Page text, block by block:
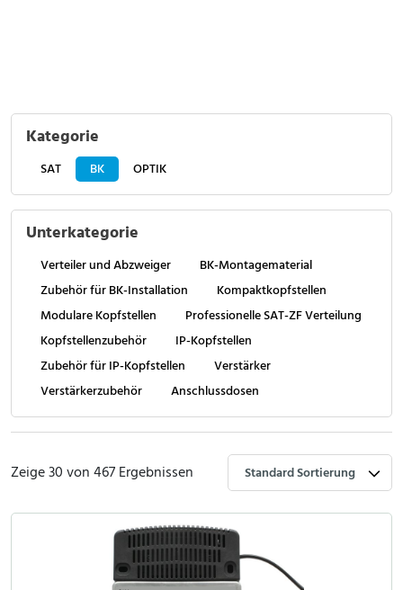
Kategorie
SAT BK OPTIK
Unterkategorie
Verteiler und Abzweiger
BK-Montagematerial
Zubehör für BK-Installation
Kompaktkopfstellen
Modulare Kopfstellen
Professionelle SAT-ZF Verteilung
Kopfstellenzubehör
IP-Kopfstellen
Zubehör für IP-Kopfstellen
Verstärker
Verstärkerzubehör
Anschlussdosen
Zeige 30 von 467 Ergebnissen